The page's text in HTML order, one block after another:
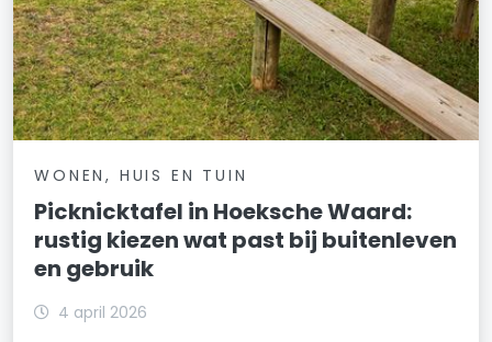
WONEN, HUIS EN TUIN
Picknicktafel in Hoeksche Waard:
rustig kiezen wat past bij buitenleven
en gebruik
4 april 2026